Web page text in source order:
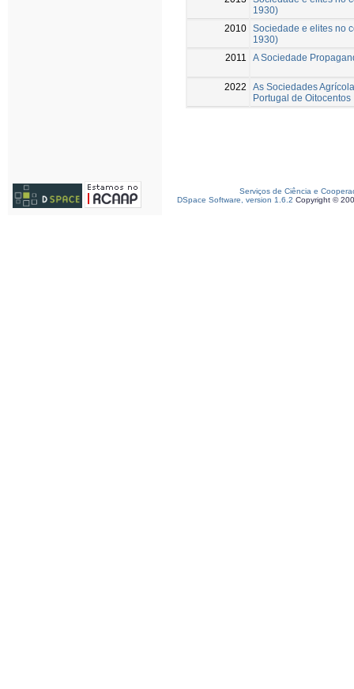
1930)
2010 Sociedade e elites no
1930)
2011
A Sociedade
2022
As Sociedades
Portugal de Oitocentos
Serviços de Ciência e
DSpace Software, version 1.6.2 Copyright ©